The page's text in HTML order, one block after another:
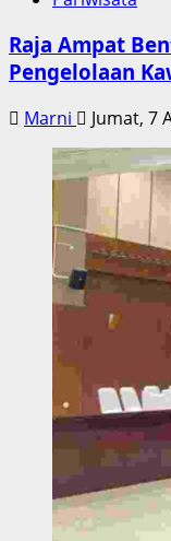
Raja Ampat
Pengelolaan
Marni Jumat, 7